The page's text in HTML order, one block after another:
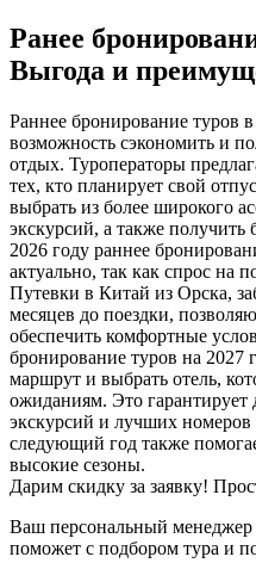
Ранее
Выгода и
Раннее бронирование туров
возможность сэкономить и
отдых. Туроператоры
тех, кто планирует свой
выбрать из более широкого
экскурсий, а также
2026 году раннее
актуально, так как спрос на
Путевки в Китай из Орска,
месяцев до поездки,
обеспечить комфортные
бронирование туров на 2027
маршрут и выбрать отель,
ожиданиям. Это гарантирует
экскурсий и лучших
следующий год также
высокие сезоны.
Дарим скидку за заявку!
Ваш персональный менеджер
поможет с подбором тура и